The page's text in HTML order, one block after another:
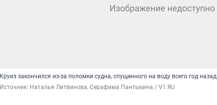
Круиз закончился из-за поломки судна, спущенного на воду всего год назад
Источник: Наталья Литвинова, Серафима Пантыкина / V1.RU